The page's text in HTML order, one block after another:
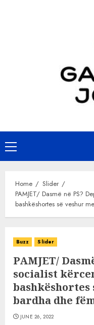
Primary
Menu
Home
Slider
PAMJET/ Dasmë në PS?
bashkëshortes së veshur
Buzz Slider
PAMJET/
socialist
bashkëshortes
bardha dhe
JUNE 26, 2022